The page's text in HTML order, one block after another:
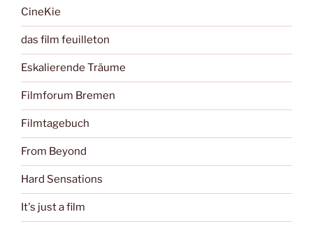
CineKie
das film feuilleton
Eskalierende Träume
Filmforum Bremen
Filmtagebuch
From Beyond
Hard Sensations
It's just a film